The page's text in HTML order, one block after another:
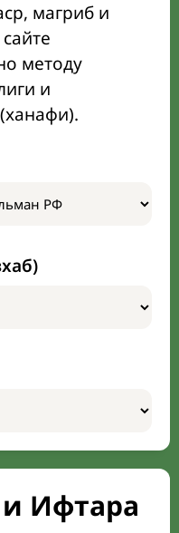
магриб и
методу
и
Ифтара